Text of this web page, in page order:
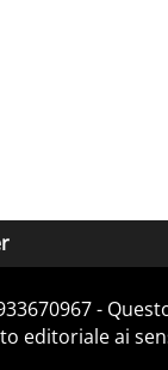
-
ai